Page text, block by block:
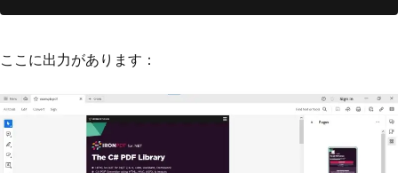
// Define right margin size
IronPdf.UseMargins.None
use margins for header and footer
ここに出力があります：